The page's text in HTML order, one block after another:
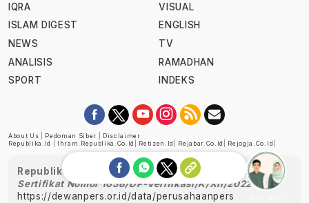
IQRA
ISLAM DIGEST
NEWS
ANALISIS
SPORT
VISUAL
ENGLISH
TV
RAMADHAN
INDEKS
About Us Pedoman Siber
Disclaimer
Republika.id
Ihram.republika.co.id Retizen.id Rejabar.co.id Rejogja.co.id
Republika telah diverifikasi oleh Dewan Pers
Sertifikat Nomor 1058/DP-Verifikasi/K/XII/2022
https://dewanpers.or.id/data/perusahaanpers